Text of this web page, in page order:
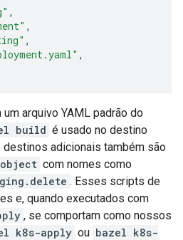
,
,
,
,
um arquivo YAML padrão do
build é usado no destino
destinos adicionais também são
com nomes como
. Esses scripts de
e, quando executados com
, se comportam como nossos
k8s-apply ou bazel k8s-